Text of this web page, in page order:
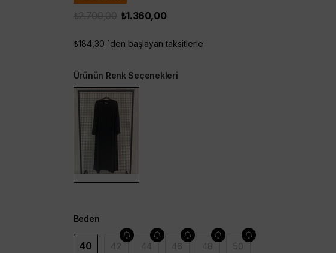
₺1.360,00
₺184,30 `den başlayan taksitlerle
Ürünün Renk Seçenekleri
Beden
40 42 44 46 48 50